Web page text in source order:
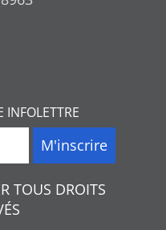
INFOLETTRE
TOUS DROITS